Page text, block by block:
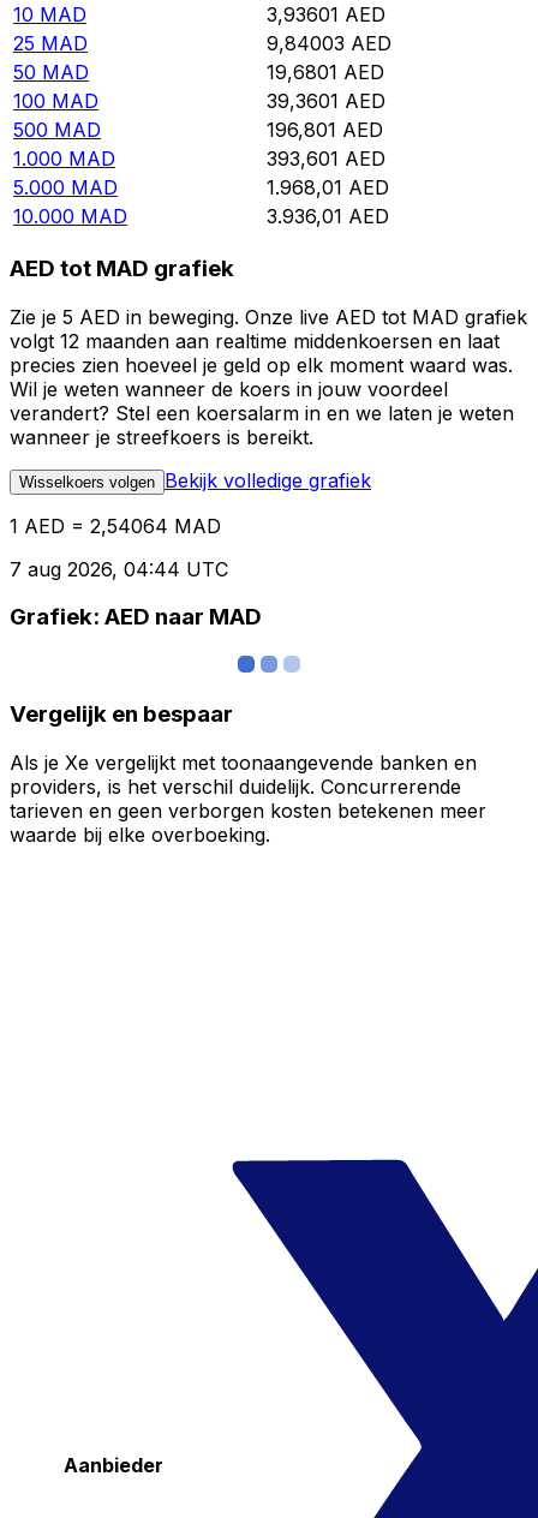
10 MAD 3,93601 AED
25 MAD 9,84003 AED
50 MAD 19,6801 AED
100 MAD 39,3601 AED
500 MAD 196,801 AED
1.000 MAD 393,601 AED
5.000 MAD 1.968,01 AED
10.000 MAD 3.936,01 AED
AED tot MAD grafiek
Zie je 5 AED in beweging. Onze live AED tot MAD grafiek
volgt 12 maanden aan realtime middenkoersen en laat
precies zien hoeveel je geld op elk moment waard was.
Wil je weten wanneer de koers in jouw voordeel
verandert? Stel een koersalarm in en we laten je weten
wanneer je streefkoers is bereikt.
Wisselkoers volgen Bekijk volledige grafiek
1 AED = 2,54064 MAD
7 aug 2026, 04:44 UTC
Grafiek: AED naar MAD
Vergelijk en bespaar
Als je Xe vergelijkt met toonaangevende banken en
providers, is het verschil duidelijk. Concurrerende
tarieven en geen verborgen kosten betekenen meer
waarde bij elke overboeking.
Aanbieder